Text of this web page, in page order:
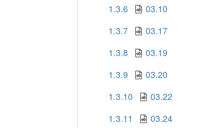
1.3.6
03.10
1.3.7
03.17
1.3.8
03.19
1.3.9
03.20
1.3.10
03.22
1.3.11
03.24